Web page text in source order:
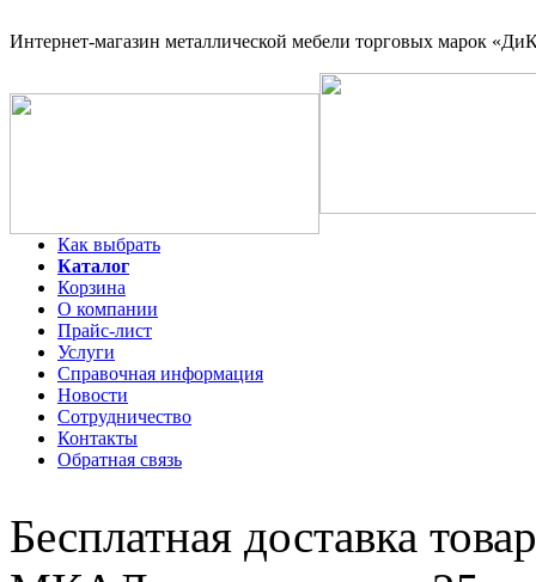
Интернет-магазин металлической мебели торговых марок
Как выбрать
Каталог
Корзина
О компании
Прайс-лист
Услуги
Справочная информация
Новости
Сотрудничество
Контакты
Обратная связь
Бесплатная доставка